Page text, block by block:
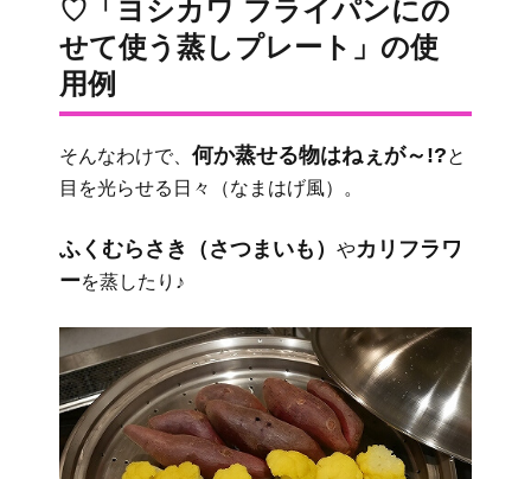
♡「ヨシカワ フライパンにの
せて使う蒸しプレート」の使
用例
そんなわけで、 何か蒸せる物はねぇが～!?と
目を光らせる日々（なまはげ風）。
ふくむらさき（さつまいも） やカリフラワ
ーを蒸したり♪